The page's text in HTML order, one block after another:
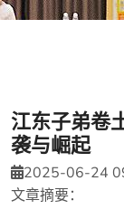
江东子弟卷
袭与崛起
2025-06-24
文章摘要：